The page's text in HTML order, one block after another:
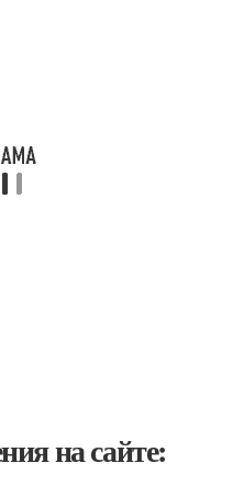
на сайте: